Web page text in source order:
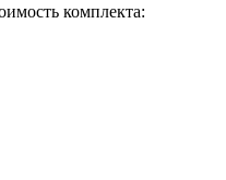
комплекта: